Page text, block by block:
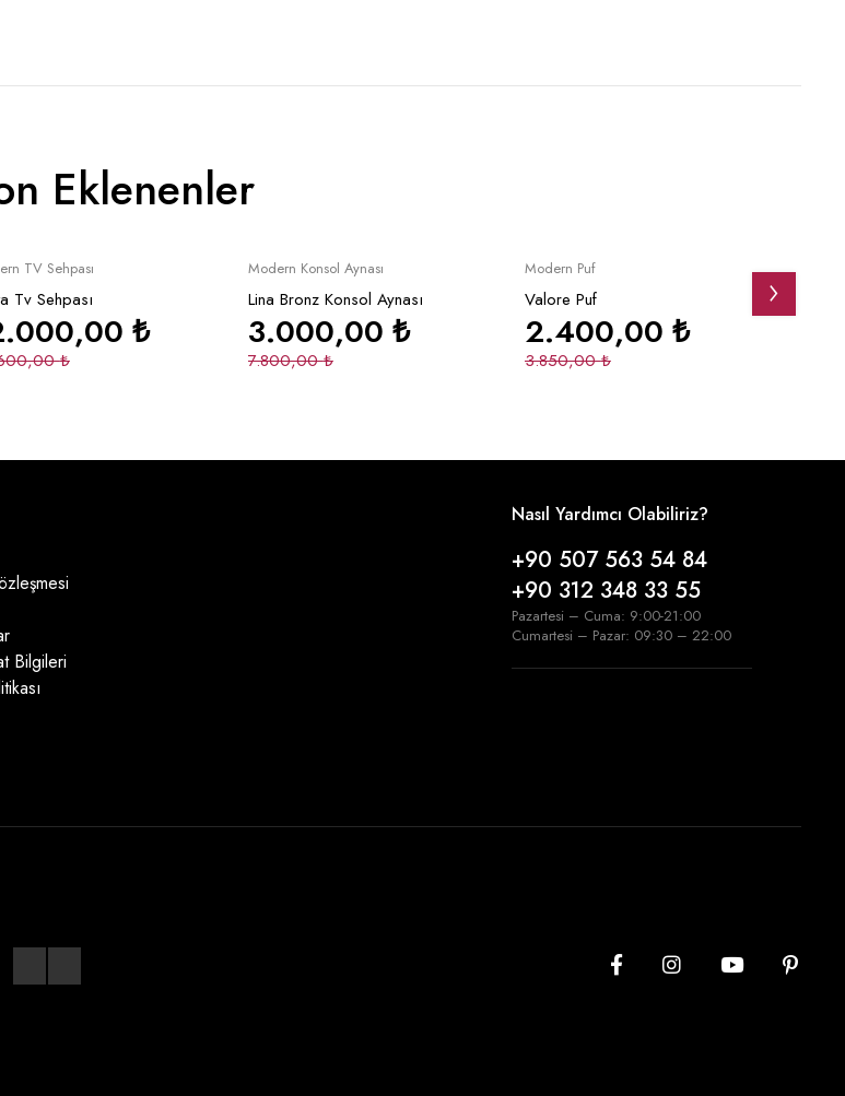
Eklenenler
Sepete Ekle
TV Sehpası
Tv Sehpası
₺
₺
Sepete Ekle
Modern Konsol Aynası
Lina Bronz Konsol Aynası
7.800,00₺
3.000,00 ₺
Modern Puf
Valore Puf
3.850,00₺
2.400,00 ₺
Bilgileri
Nasıl Yardımcı Olabiliriz?
+90 507 563 54 84
+90 312 348 33 55
Pazartesi – Cuma: 9:00-21:00
Cumartesi – Pazar: 09:30 – 22:00